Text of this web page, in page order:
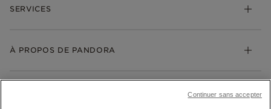
Trouver une boutique
Suivre ma commande
Échanges et retours
Garantie
SERVICES
Gravure
À PROPOS DE PANDORA
Continuer sans accepter